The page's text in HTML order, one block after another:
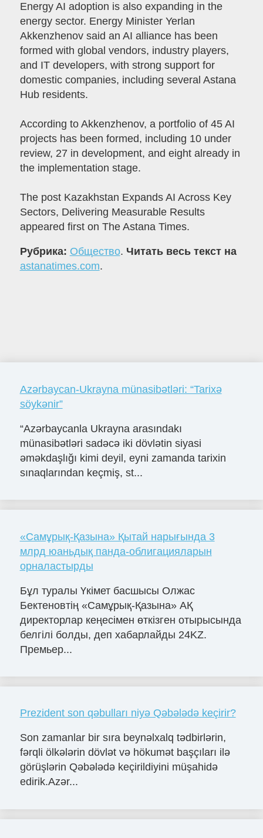
Energy AI adoption is also expanding in the
energy sector. Energy Minister Yerlan
Akkenzhenov said an AI alliance has been
formed with global vendors, industry players,
and IT developers, with strong support for
domestic companies, including several Astana
Hub residents.
According to Akkenzhenov, a portfolio of 45 AI
projects has been formed, including 10 under
review, 27 in development, and eight already in
the implementation stage.
The post Kazakhstan Expands AI Across Key
Sectors, Delivering Measurable Results
appeared first on The Astana Times.
Рубрика: Общество. Читать весь текст на
astanatimes.com.
Azərbaycan-Ukrayna münasibətləri: “Tarixə
söykənir”
“Azərbaycanla Ukrayna arasındakı
münasibətləri sadəcə iki dövlətin siyasi
əməkdaşlığı kimi deyil, eyni zamanda tarixin
sınaqlarından keçmiş, st...
«Самұрық-Қазына» Қытай нарығында 3
млрд юаньдық панда-облигацияларын
орналастырды
Бұл туралы Үкімет басшысы Олжас
Бектеновтің «Самұрық-Қазына» АҚ
директорлар кеңесімен өткізген отырысында
белгілі болды, деп хабарлайды 24KZ.
Премьер...
Prezident son qəbulları niyə Qəbələdə keçirir?
Son zamanlar bir sıra beynəlxalq tədbirlərin,
fərqli ölkələrin dövlət və hökumət başçıları ilə
görüşlərin Qəbələdə keçirildiyini müşahidə
edirik.Azər...